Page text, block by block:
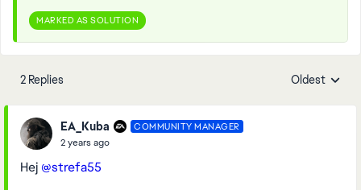
MARKED AS SOLUTION
2 Replies Replies
Oldest
EA_Kuba COMMUNITY MANAGER
2 years ago
Hej @strefa55